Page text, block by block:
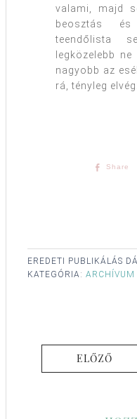
valami, majd
beosztás
teendőlista
legközelebb
nagyobb az
rá, tényleg
Share
EREDETI PUBLIKÁLÁS
KATEGÓRIA: ARCHÍVUM
ELŐZŐ